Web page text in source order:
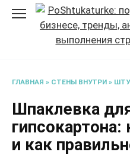
Перейти
содержанию
ГЛАВНАЯ » СТЕНЫ ВНУТРИ »
Шпаклевка
и как